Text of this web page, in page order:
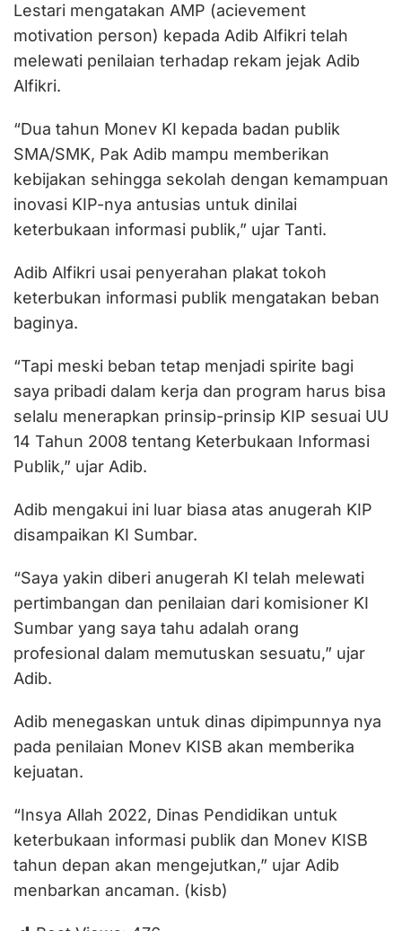
Lestari mengatakan AMP (acievement
motivation person) kepada Adib Alfikri telah
melewati penilaian terhadap rekam jejak Adib
Alfikri.
“Dua tahun Monev KI kepada badan publik
SMA/SMK, Pak Adib mampu memberikan
kebijakan sehingga sekolah dengan kemampuan
inovasi KIP-nya antusias untuk dinilai
keterbukaan informasi publik,” ujar Tanti.
Adib Alfikri usai penyerahan plakat tokoh
keterbukan informasi publik mengatakan beban
baginya.
“Tapi meski beban tetap menjadi spirite bagi
saya pribadi dalam kerja dan program harus bisa
selalu menerapkan prinsip-prinsip KIP sesuai UU
14 Tahun 2008 tentang Keterbukaan Informasi
Publik,” ujar Adib.
Adib mengakui ini luar biasa atas anugerah KIP
disampaikan KI Sumbar.
“Saya yakin diberi anugerah KI telah melewati
pertimbangan dan penilaian dari komisioner KI
Sumbar yang saya tahu adalah orang
profesional dalam memutuskan sesuatu,” ujar
Adib.
Adib menegaskan untuk dinas dipimpunnya nya
pada penilaian Monev KISB akan memberika
kejuatan.
“Insya Allah 2022, Dinas Pendidikan untuk
keterbukaan informasi publik dan Monev KISB
tahun depan akan mengejutkan,” ujar Adib
menbarkan ancaman. (kisb)